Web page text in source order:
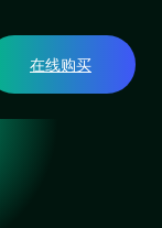
在线购买